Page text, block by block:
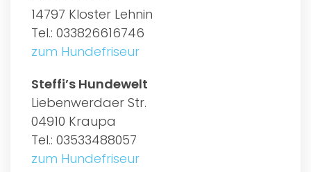
14797 Kloster Lehnin
Tel.: 033826616746
zum Hundefriseur
Steffi’s Hundewelt
Liebenwerdaer Str.
04910 Kraupa
Tel.: 03533488057
zum Hundefriseur